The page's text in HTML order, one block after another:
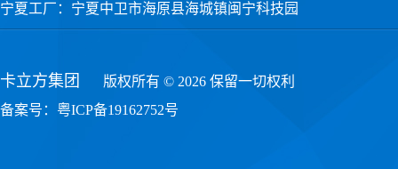
宁夏工厂：宁夏中卫市海原县海城镇闽宁科技园
卡立方集团
版权所有 © 2026 保留一切权利
备案号： 粤ICP备19162752号